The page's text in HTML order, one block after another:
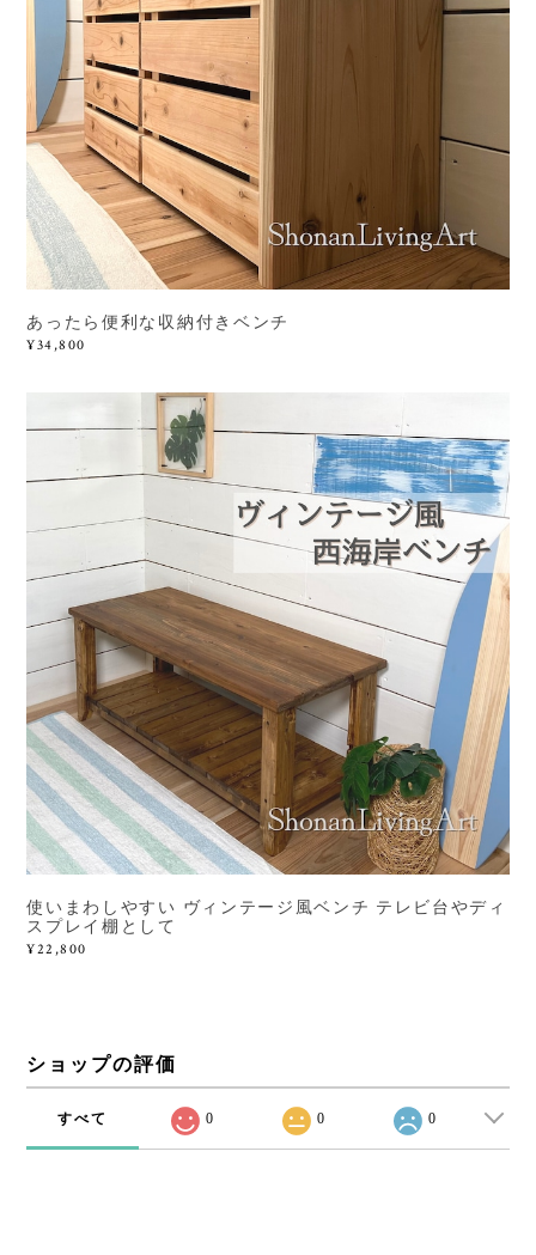
あったら便利な収納付きベンチ
¥34,800
使いまわしやすい ヴィンテージ風ベンチ テレビ台やディ
スプレイ棚として
¥22,800
ショップの評価
すべて 0 0 0